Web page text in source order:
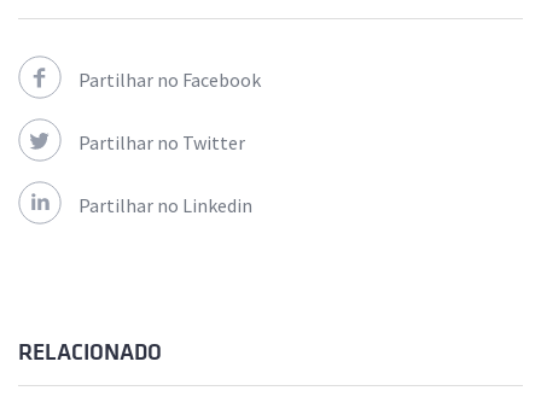
Partilhar no Facebook
Partilhar no Twitter
Partilhar no Linkedin
RELACIONADO